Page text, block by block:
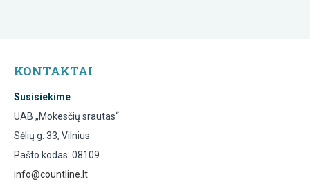
KONTAKTAI
Susisiekime
UAB „Mokesčių srautas“
Sėlių g. 33, Vilnius
Pašto kodas: 08109
info@countline.lt